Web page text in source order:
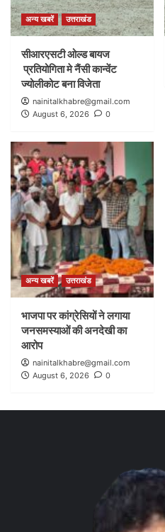
अन्य खबरें उत्तराखंड
सीआरएसटी ओल्ड बायज
प्रतियोगिता मे नैंसी कान्वेंट
ज्योलीकोट बना विजेता
nainitalkhabre@gmail.com
August 6, 2026
0
अन्य खबरें उत्तराखंड
भाजपा पर कांग्रेसियों ने लगाया
जनसमस्याओं की अनदेखी का
आरोप
nainitalkhabre@gmail.com
August 6, 2026
0